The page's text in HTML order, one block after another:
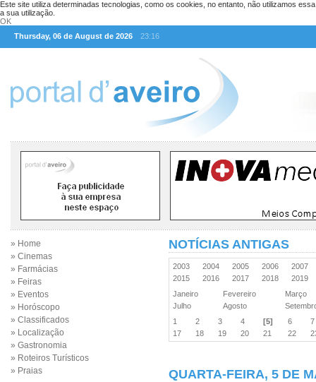
Este site utiliza determinadas tecnologias, como os cookies, no entanto, não utilizamos
a sua utilização.
OK
Thursday, 06 de August de 2026
23:16
» Home
» Cinemas
» Farmácias
» Feiras
» Eventos
» Horóscopo
» Classificados
» Localização
» Gastronomia
» Roteiros Turísticos
» Praias
NOTÍCIAS ANTIGAS
2003 2004 2005 2006
2007
2015
2016 2017 2018
2019
Janeiro
Fevereiro
Março
Julho
Agosto
1
2 3 4 [5] 6
17
18 19 20 21 22
QUARTA-FEIRA, 5 DE